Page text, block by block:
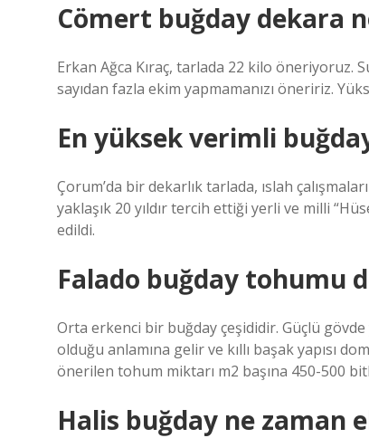
Cömert buğday dekara
Erkan Ağca Kıraç, tarlada 22 kilo öneriyoruz.
sayıdan fazla ekim yapmamanızı öneririz.
En yüksek verimli
Çorum’da bir dekarlık tarlada, ıslah
yaklaşık 20 yıldır tercih ettiği yerli ve milli
edildi.
Falado buğday tohumu
Orta erkenci bir buğday çeşididir. Güçlü
olduğu anlamına gelir ve kıllı başak yapısı
önerilen tohum miktarı m2 başına 450-500
Halis buğday ne zaman